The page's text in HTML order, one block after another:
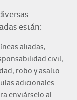
están:
aliadas,
civil,
robo y asalto.
adicionales.
enviárselo al